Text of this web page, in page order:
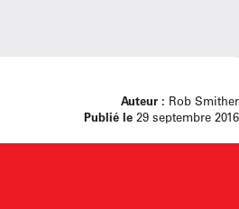
Auteur : Rob Smither
Publié le 29 septembre 2016